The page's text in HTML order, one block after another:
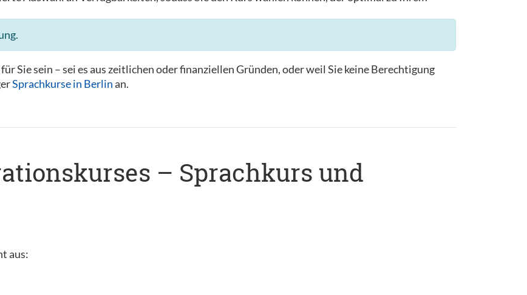
Sie sein – sei es aus zeitlichen oder finanziellen Gründen, oder weil Sie keine Berechtigung
Sprachkurse in Berlinan.
– Sprachkurs und
aus: